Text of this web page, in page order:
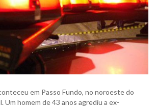
em Passo Fundo, no noroeste do
Um homem de 43 anos agrediu a ex-